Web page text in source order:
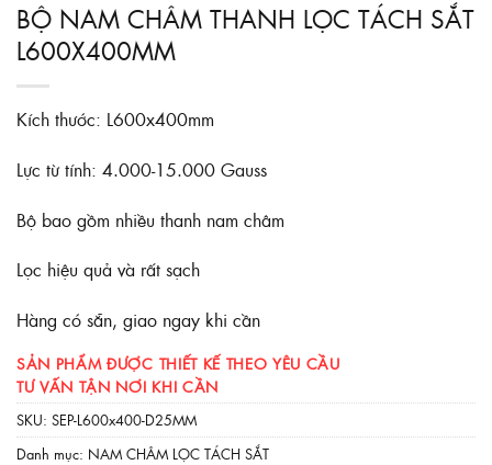
BỘ NAM CHÂM THANH LỌC TÁCH SẮT
L600X400MM
Kích thước: L600x400mm
Lực từ tính: 4.000-15.000 Gauss
Bộ bao gồm nhiều thanh nam châm
Lọc hiệu quả và rất sạch
Hàng có sẵn, giao ngay khi cần
SẢN PHẨM ĐƯỢC THIẾT KẾ THEO YÊU CẦU
TƯ VẤN TẬN NƠI KHI CẦN
SKU: SEP-L600x400-D25MM
Danh mục: NAM CHÂM LỌC TÁCH SẮT